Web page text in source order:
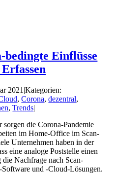
bedingte Einflüsse
2021 |Kategorien:
,Corona,dezentral,
,Trends|
die Corona-Pandemie
im Home-Office im Scan-
Unternehmen haben in der
eine analoge Poststelle einen
die Nachfrage nach Scan-
und -Cloud-Lösungen.